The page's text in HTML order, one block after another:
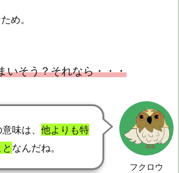
め。
いそう？それなら・・・
フクロウ
意味は、 他よりも特
なんだね。